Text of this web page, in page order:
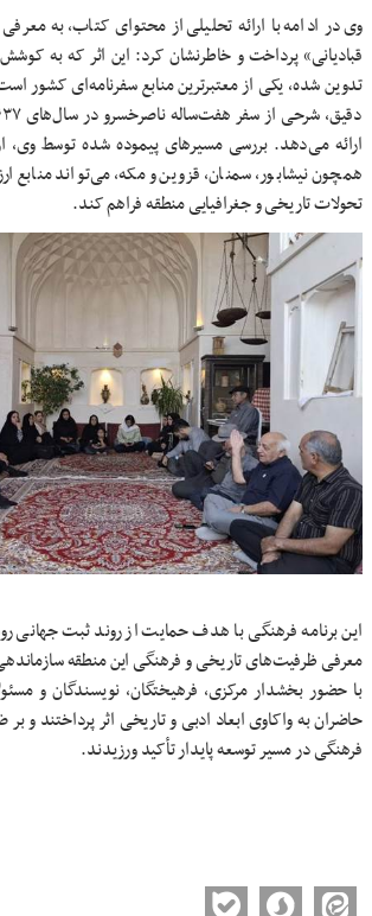
وی در ادامه با ارائه تحلیلی از محتوای کتاب، به
قبادیانی» پرداخت و خاطرنشان کرد: این اثر که به
تدوین شده، یکی از معتبرترین منابع سفرنامه‌ای کشور
ارائه می‌دهد. بررسی مسیرهای پیموده شده توسط وی،
همچون نیشابور، سمنان، قزوین و مکه، می‌تواند منابع
تحولات تاریخی و جغرافیایی منطقه فراهم کند.
این برنامه فرهنگی با هدف حمایت از روند ثبت جهانی
معرفی ظرفیت‌های تاریخی و فرهنگی این منطقه
با حضور بخشدار مرکزی، فرهیختگان، نویسندگان و
حاضران به واکاوی ابعاد ادبی و تاریخی اثر پرداختند و
فرهنگی در مسیر توسعه پایدار تأکید ورزیدند.